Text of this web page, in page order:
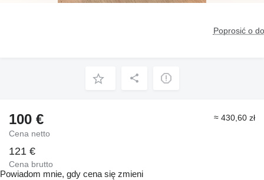
Poprosić o
100 €
Cena netto
≈ 430,60 zł
121 €
Cena brutto
Powiadom mnie, gdy cena się zmieni